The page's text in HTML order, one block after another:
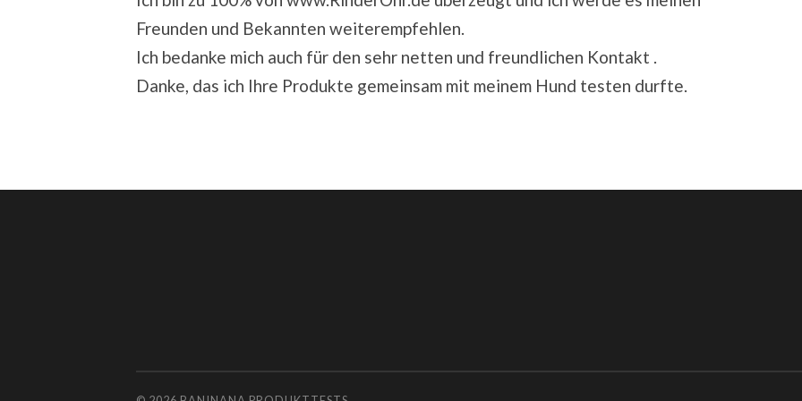
Freunden und Bekannten weiterempfehlen.
Ich bedanke mich auch für den sehr netten und freundlichen Kontakt .
Danke, das ich Ihre Produkte gemeinsam mit meinem Hund testen durfte.